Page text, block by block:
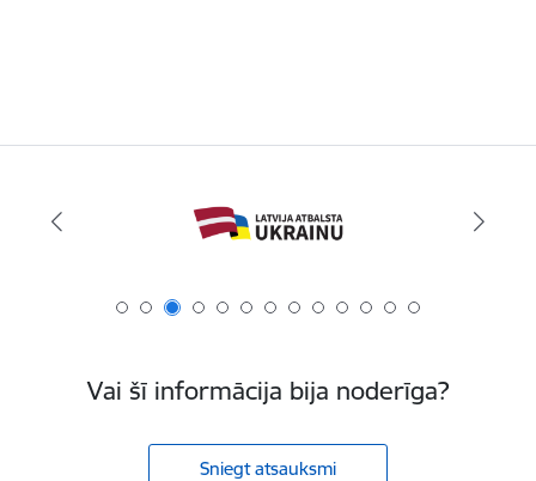
Vai šī informācija bija noderīga?
Sniegt atsauksmi